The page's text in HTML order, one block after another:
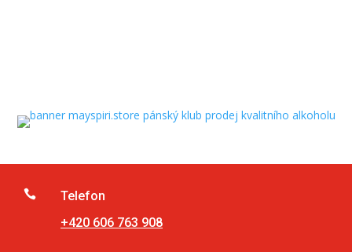

Telefon
+420 606 763 908